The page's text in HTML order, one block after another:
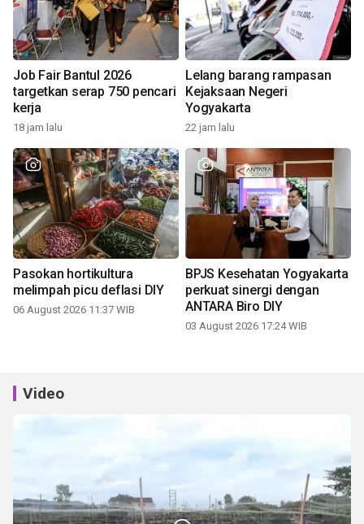
Job Fair Bantul 2026
targetkan serap 750 pencari
kerja
18 jam lalu
Lelang barang rampasan
Kejaksaan Negeri
Yogyakarta
22 jam lalu
Pasokan hortikultura
melimpah picu deflasi DIY
06 August 2026 11:37 WIB
BPJS Kesehatan Yogyakarta
perkuat sinergi dengan
ANTARA Biro DIY
03 August 2026 17:24 WIB
Video